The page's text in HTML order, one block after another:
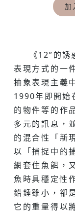
加
《12”的
表現方式的一
抽象表現主義
1990年即開始
的物件等的作
多元的訊息，
的混合性「新
以「捕捉中的
網套住魚餌，
魚時具穩定性
鉛錘雖小，卻
它的重量得以